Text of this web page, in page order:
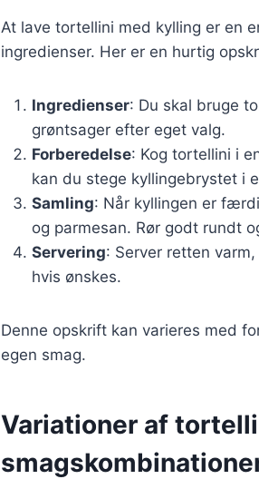
At lave tortellini med kylling er en
ingredienser. Her er en hurtig
Ingredienser: Du skal bruge
grøntsager efter eget valg.
Forberedelse: Kog tortellini i
kan du stege kyllingebrystet i
Samling: Når kyllingen er
og parmesan. Rør godt rundt
Servering: Server retten
hvis ønskes.
Denne opskrift kan varieres med
egen smag.
Variationer af